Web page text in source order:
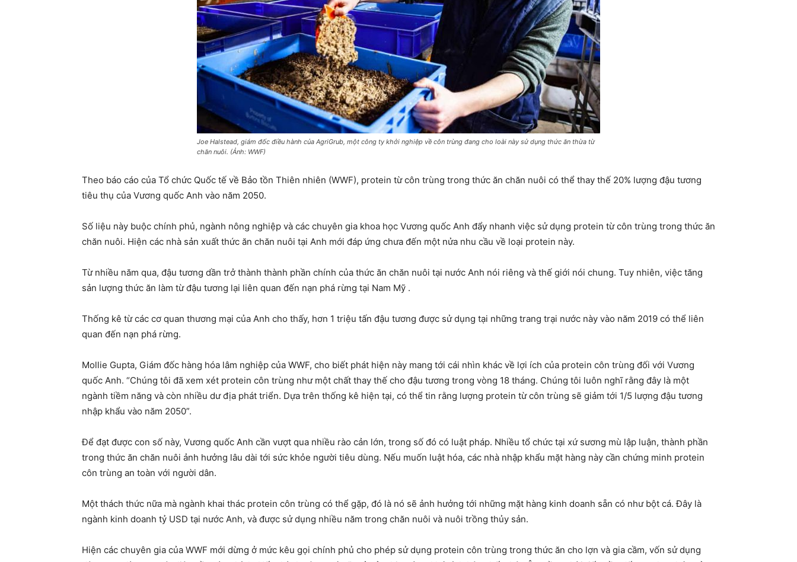
Joe Halstead, giám đốc điều hành của AgriGrub, một công ty khởi nghiệp về côn trùng đang cho loài này sử dụng thức ăn thừa từ
chăn nuôi. (Ảnh: WWF)
Theo báo cáo của Tổ chức Quốc tế về Bảo tồn Thiên nhiên (WWF), protein từ côn trùng trong thức ăn chăn nuôi có thể thay thế 20% lượng đậu tương
tiêu thụ của Vương quốc Anh vào năm 2050.
Số liệu này buộc chính phủ, ngành nông nghiệp và các chuyên gia khoa học Vương quốc Anh đẩy nhanh việc sử dụng protein từ côn trùng trong thức ăn
chăn nuôi. Hiện các nhà sản xuất thức ăn chăn nuôi tại Anh mới đáp ứng chưa đến một nửa nhu cầu về loại protein này.
Từ nhiều năm qua, đậu tương dần trở thành thành phần chính của thức ăn chăn nuôi tại nước Anh nói riêng và thế giới nói chung. Tuy nhiên, việc tăng
sản lượng thức ăn làm từ đậu tương lại liên quan đến nạn phá rừng tại Nam Mỹ .
Thống kê từ các cơ quan thương mại của Anh cho thấy, hơn 1 triệu tấn đậu tương được sử dụng tại những trang trại nước này vào năm 2019 có thể liên
quan đến nạn phá rừng.
Mollie Gupta, Giám đốc hàng hóa lâm nghiệp của WWF, cho biết phát hiện này mang tới cái nhìn khác về lợi ích của protein côn trùng đối với Vương
quốc Anh. “Chúng tôi đã xem xét protein côn trùng như một chất thay thế cho đậu tương trong vòng 18 tháng. Chúng tôi luôn nghĩ rằng đây là một
ngành tiềm năng và còn nhiều dư địa phát triển. Dựa trên thống kê hiện tại, có thể tin rằng lượng protein từ côn trùng sẽ giảm tới 1/5 lượng đậu tương
nhập khẩu vào năm 2050”.
Để đạt được con số này, Vương quốc Anh cần vượt qua nhiều rào cản lớn, trong số đó có luật pháp. Nhiều tổ chức tại xứ sương mù lập luận, thành phần
trong thức ăn chăn nuôi ảnh hưởng lâu dài tới sức khỏe người tiêu dùng. Nếu muốn luật hóa, các nhà nhập khẩu mặt hàng này cần chứng minh protein
côn trùng an toàn với người dân.
Một thách thức nữa mà ngành khai thác protein côn trùng có thể gặp, đó là nó sẽ ảnh hưởng tới những mặt hàng kinh doanh sẵn có như bột cá. Đây là
ngành kinh doanh tỷ USD tại nước Anh, và được sử dụng nhiều năm trong chăn nuôi và nuôi trồng thủy sản.
Hiện các chuyên gia của WWF mới dừng ở mức kêu gọi chính phủ cho phép sử dụng protein côn trùng trong thức ăn cho lợn và gia cầm, vốn sử dụng